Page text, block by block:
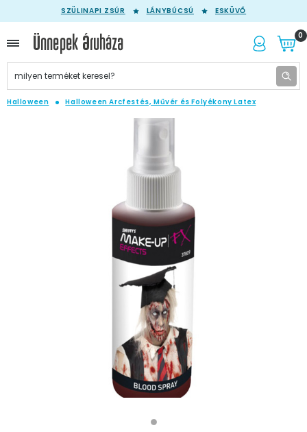
SZÜLINAPI ZSÚR LÁNYBÚCSÚ ESKÜVŐ
0
Halloween Halloween Arcfestés, Művér és Folyékony Latex